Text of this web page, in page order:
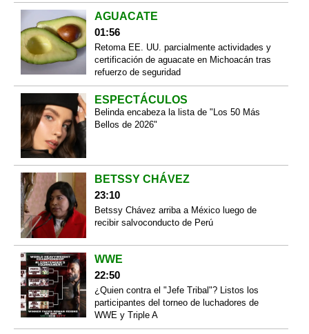
AGUACATE
01:56
Retoma EE. UU. parcialmente actividades y
certificación de aguacate en Michoacán tras
refuerzo de seguridad
ESPECTÁCULOS
Belinda encabeza la lista de "Los 50 Más
Bellos de 2026"
BETSSY CHÁVEZ
23:10
Betssy Chávez arriba a México luego de
recibir salvoconducto de Perú
WWE
22:50
¿Quien contra el "Jefe Tribal"? Listos los
participantes del torneo de luchadores de
WWE y Triple A